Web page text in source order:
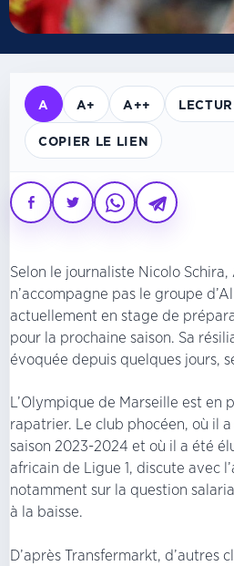
A A+ A++
COPIER LE LIEN
Selon le journaliste Nicolo
n’accompagne pas le groupe
actuellement en stage de
pour la prochaine saison. Sa
évoquée depuis quelques jours,
L’Olympique de Marseille est en
rapatrier. Le club phocéen, où il
saison 2023-2024 et où il a été
africain de Ligue 1, discute avec
notamment sur la question
à la baisse.
D’après Transfermarkt, d’autres